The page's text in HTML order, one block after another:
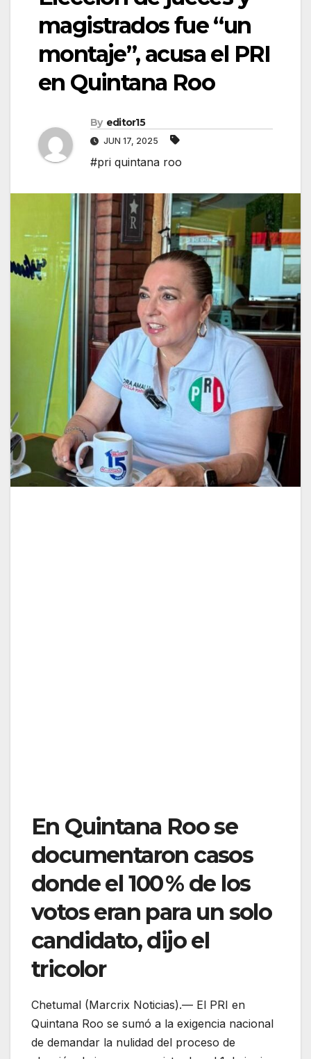
magistrados fue “un
montaje”, acusa el PRI
en Quintana Roo
By editor15
JUN 17, 2025
#pri quintana roo
En Quintana Roo se
documentaron casos
donde el 100 % de los
votos eran para un solo
candidato, dijo el
tricolor
Chetumal (Marcrix Noticias).— El PRI en
Quintana Roo se sumó a la exigencia nacional
de demandar la nulidad del proceso de